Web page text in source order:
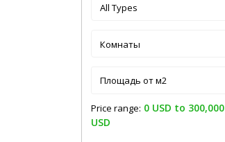
All Types
Комнаты
Price range: 0 USD to 300,000
USD